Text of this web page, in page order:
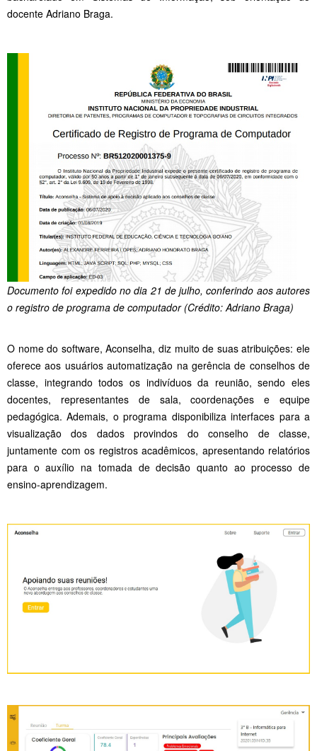
docente Adriano Braga.
Documento foi expedido no dia 21 de julho, conferindo aos autores
o registro de programa de computador (Crédito: Adriano Braga)
O nome do software, Aconselha, diz muito de suas atribuições: ele
oferece aos usuários automatização na gerência de conselhos de
classe, integrando todos os indivíduos da reunião, sendo eles
docentes, representantes de sala, coordenações e equipe
pedagógica. Ademais, o programa disponibiliza interfaces para a
visualização dos dados provindos do conselho de classe,
juntamente com os registros acadêmicos, apresentando relatórios
para o auxílio na tomada de decisão quanto ao processo de
ensino-aprendizagem.